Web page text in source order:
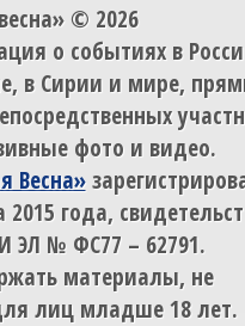
© 2026
о событиях в
в Сирии и мире,
фото и видео.
Весна»
2015 года,
ЭЛ № ФС77 – 62791.
материалы, не
лиц младше 18 лет.